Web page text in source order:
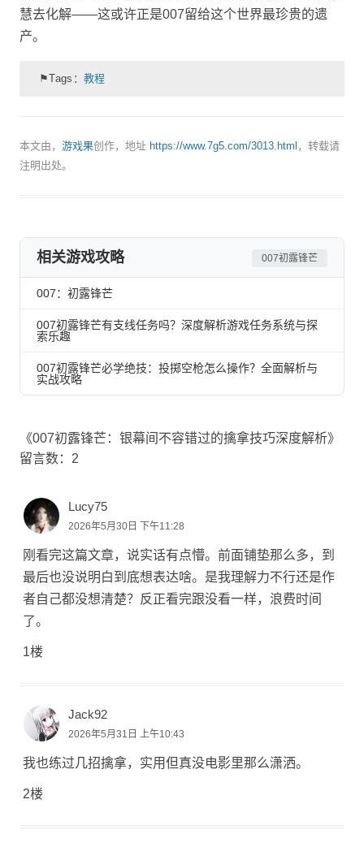
慧去化解——这或许正是007留给这个世界最珍贵的遗
产。
⚑Tags：教程
本文由， 游戏果创作，地址 https://www.7g5.com/3013.html ，转载请
注明出处。
相关游戏攻略 007初露锋芒
007：初露锋芒
007初露锋芒有支线任务吗？深度解析游戏任务系统与探
索乐趣
007初露锋芒必学绝技：投掷空枪怎么操作？全面解析与
实战攻略
《007初露锋芒：银幕间不容错过的擒拿技巧深度解析》
留言数：2
Lucy75
2026年5月30日 下午11:28
刚看完这篇文章，说实话有点懵。前面铺垫那么多，到
最后也没说明白到底想表达啥。是我理解力不行还是作
者自己都没想清楚？反正看完跟没看一样，浪费时间
了。
1楼
Jack92
2026年5月31日 上午10:43
我也练过几招擒拿，实用但真没电影里那么潇洒。
2楼